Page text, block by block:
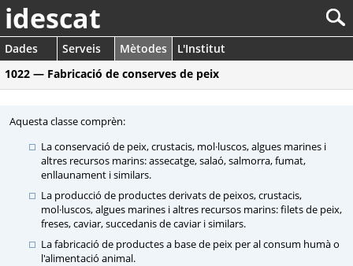
idescat
Dades Serveis Mètodes
L'Institut
1022 — Fabricació de conserves de peix
Aquesta classe comprèn:
La conservació de peix, crustacis, mol·luscos, algues marines i
altres recursos marins: assecatge, salaó, salmorra, fumat,
enllaunament i similars.
La producció de productes derivats de peixos, crustacis,
mol·luscos, algues marines i altres recursos marins: filets de peix,
freses, caviar, succedanis de caviar i similars.
La fabricació de productes a base de peix per al consum humà o
l'alimentació animal.